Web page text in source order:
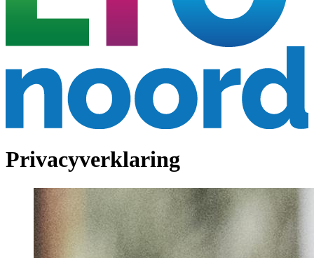
Privacyverklaring